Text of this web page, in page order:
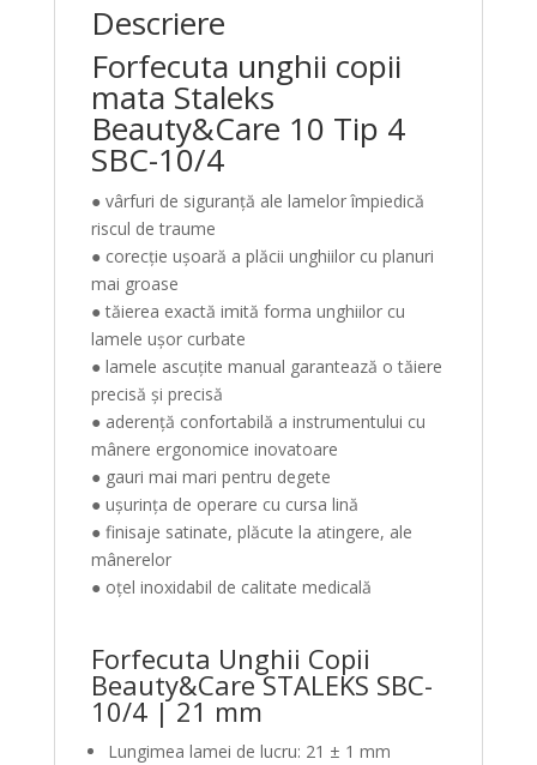
Descriere
Forfecuta unghii copii
mata Staleks
Beauty&Care 10 Tip 4
SBC-10/4
● vârfuri de siguranță ale lamelor împiedică
riscul de traume
● corecție ușoară a plăcii unghiilor cu planuri
mai groase
● tăierea exactă imită forma unghiilor cu
lamele ușor curbate
● lamele ascuțite manual garantează o tăiere
precisă și precisă
● aderență confortabilă a instrumentului cu
mânere ergonomice inovatoare
● gauri mai mari pentru degete
● ușurința de operare cu cursa lină
● finisaje satinate, plăcute la atingere, ale
mânerelor
● oțel inoxidabil de calitate medicală
Forfecuta Unghii Copii
Beauty&Care STALEKS SBC-
10/4| 21 mm
Lungimea lamei de lucru: 21 ± 1 mm